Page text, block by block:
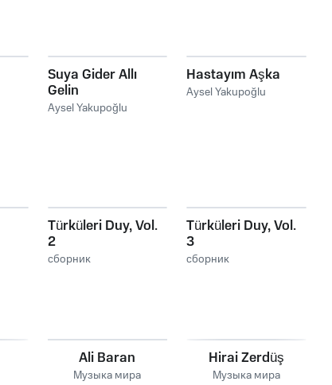
Suya Gider Allı
Gelin
Aysel Yakupoğlu
Hastayım Aşka
Aysel Yakupoğlu
Türküleri Duy, Vol.
2
сборник
Türküleri Duy, Vol.
3
сборник
Ali Baran
Музыка мира
Hirai Zerdüş
Музыка мира